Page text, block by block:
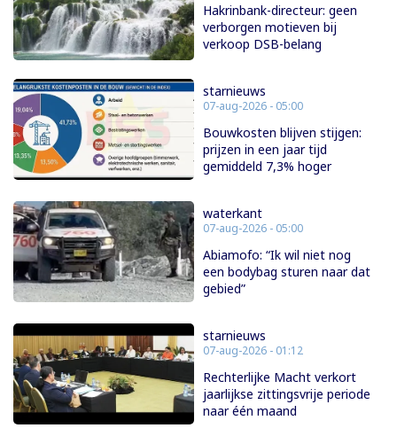
Hakrinbank-directeur: geen
verborgen motieven bij
verkoop DSB-belang
starnieuws
07-aug-2026 - 05:00
Bouwkosten blijven stijgen:
prijzen in een jaar tijd
gemiddeld 7,3% hoger
waterkant
07-aug-2026 - 05:00
Abiamofo: “Ik wil niet nog
een bodybag sturen naar dat
gebied”
starnieuws
07-aug-2026 - 01:12
Rechterlijke Macht verkort
jaarlijkse zittingsvrije periode
naar één maand